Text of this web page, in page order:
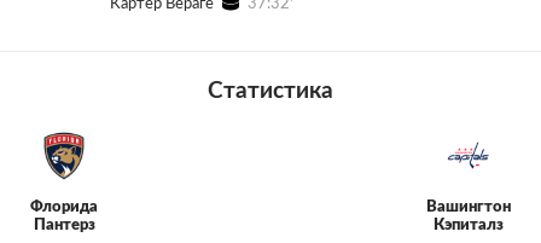
Картер Вераге 37:32'
Статистика
Флорида
Пантерз
Вашингтон
Кэпиталз